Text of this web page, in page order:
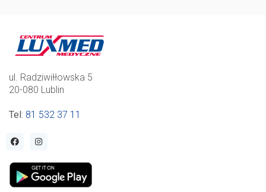
ul. Radziwiłłowska 5
20-080 Lublin
Tel: 81 532 37 11